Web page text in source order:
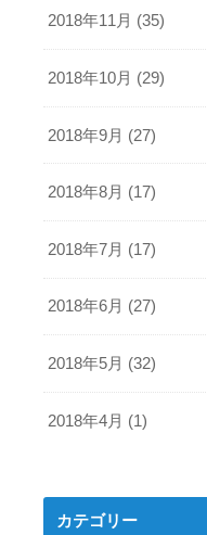
2018年11月 (35)
2018年10月 (29)
2018年9月 (27)
2018年8月 (17)
2018年7月 (17)
2018年6月 (27)
2018年5月 (32)
2018年4月 (1)
カテゴリー